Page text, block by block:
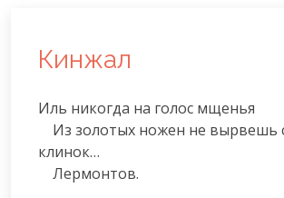
Кинжал
‎Иль никогда на голос мщенья
клинок…
    Лермонтов.